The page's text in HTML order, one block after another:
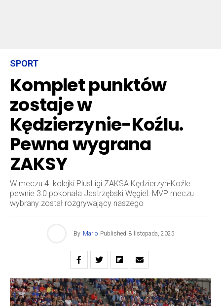
SPORT
Komplet punktów
zostaje w
Kędzierzynie-Koźlu.
Pewna wygrana
ZAKSY
W meczu 4. kolejki PlusLigi ZAKSA Kędzierzyn-Koźle
pewnie 3:0 pokonała Jastrzębski Węgiel. MVP meczu
wybrany został rozgrywający naszego
By Mario Published 8 listopada, 2025